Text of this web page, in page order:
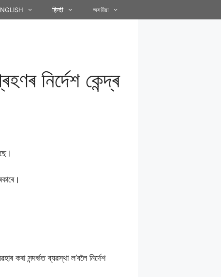
हिन्दी অসমীয়া
নিৰ্দেশ কেন্দ্ৰ
কৰা সন্দৰ্ভত ব্যৱস্থা ল’বলৈ নিৰ্দেশ